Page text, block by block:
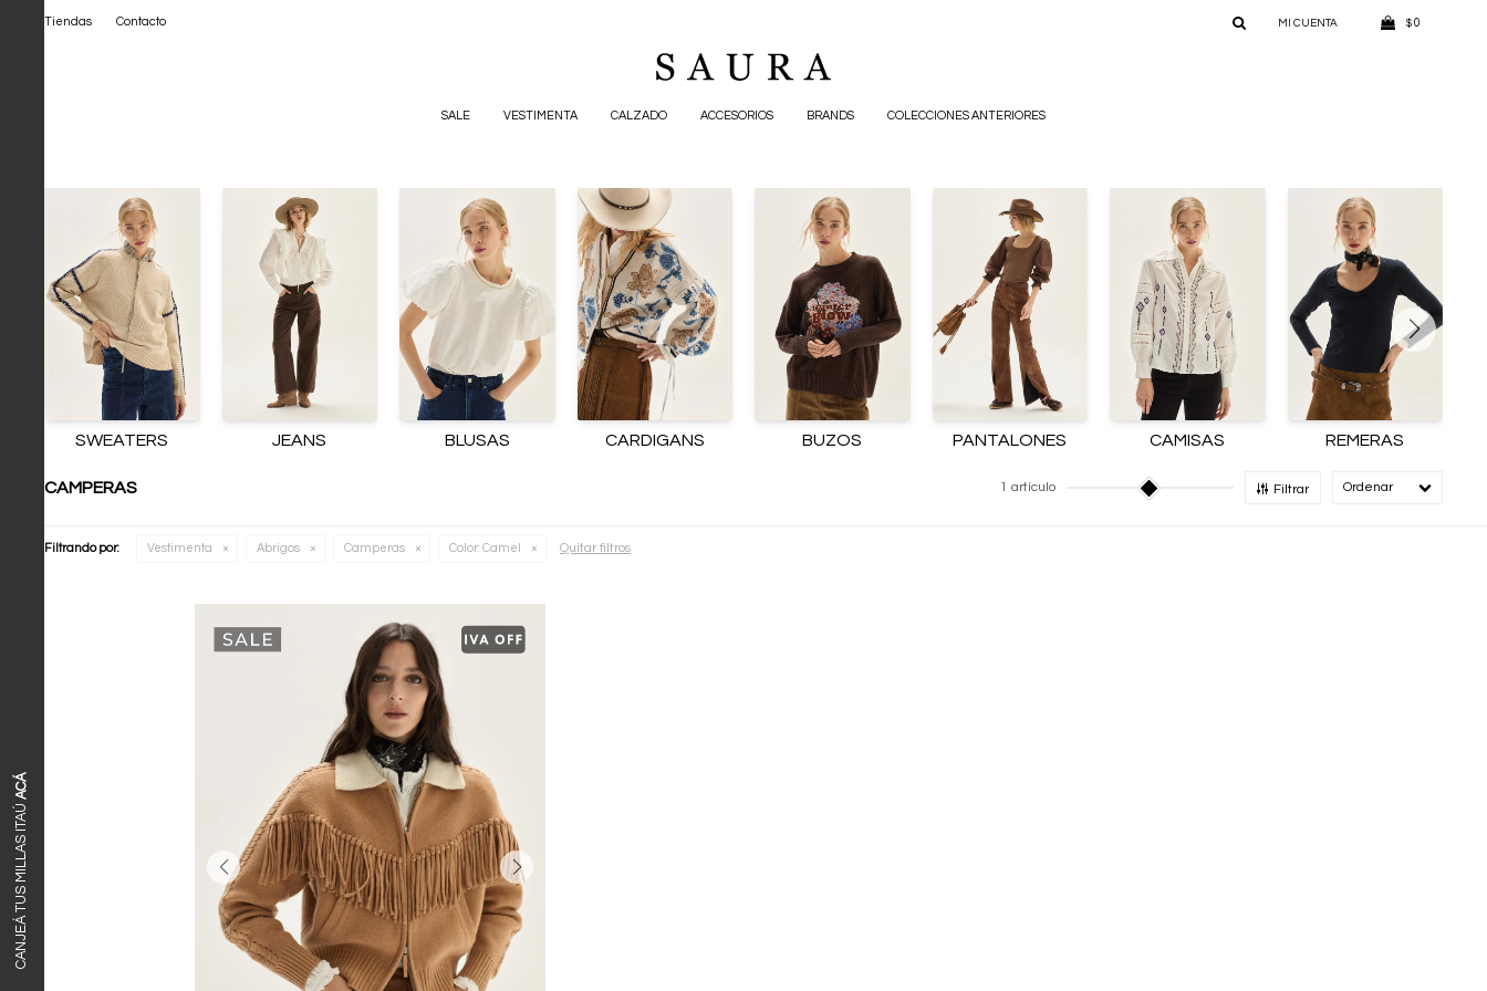
SALE VESTIMENTA CALZADO ACCESORIOS BRANDS COLECCIONES ANTERIORES
$ 0
Tiendas Contacto
CANJEÁ TUS MILLAS ITAÚ
ACÁ
SWEATERS JEANS BLUSAS CARDIGANS BUZOS PANTALONES CAMISAS REMERAS
CAMPERAS 1 artículo Filtrar
Filtrando por: Vestimenta Abrigos Camperas Color: Camel Quitar filtros